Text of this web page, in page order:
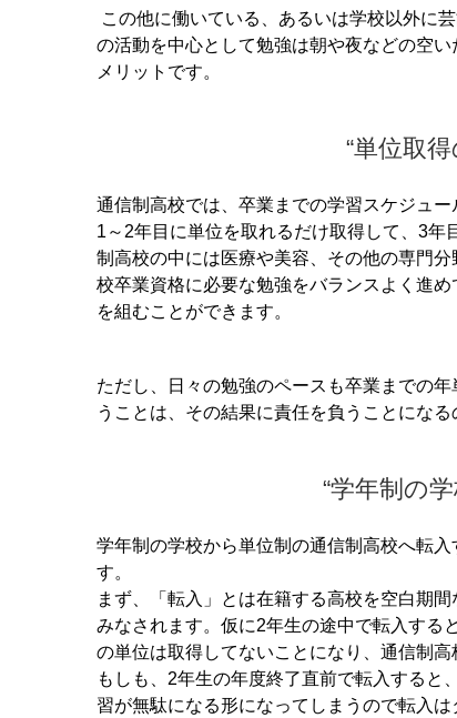
この他に働いている、あるいは学校以外に
の活動を中心として勉強は朝や夜などの空
メリットです。
“単位取
通信制高校では、卒業までの学習スケジュー
1～2年目に単位を取れるだけ取得して、3
制高校の中には医療や美容、その他の専門
校卒業資格に必要な勉強をバランスよく進
を組むことができます。
ただし、日々の勉強のペースも卒業までの
うことは、その結果に責任を負うことにな
“学年制の
学年制の学校から単位制の通信制高校へ転
す。
まず、「転入」とは在籍する高校を空白期間
みなされます。仮に2年生の途中で転入する
の単位は取得してないことになり、通信制
もしも、2年生の年度終了直前で転入すると
習が無駄になる形になってしまうので転入は